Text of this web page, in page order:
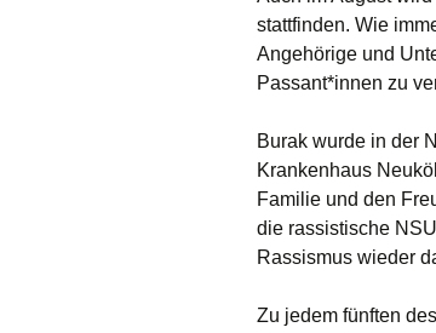
stattfinden. Wie
Angehörige und
Passant*innen zu
Burak wurde in der
Krankenhaus
Familie und den
die rassistische
Rassismus wieder
Zu jedem fünften